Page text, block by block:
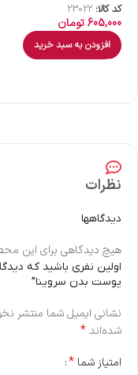
کد کالا: 23022
605,000تومان
افزودن به سبد خرید
نظرات
دیدگاهها
هیچ دیدگاهی برای این
اولین نفری باشید که
پوست بدن سروینا”
نشانی ایمیل شما منتشر
شده‌اند*
امتیاز شما *